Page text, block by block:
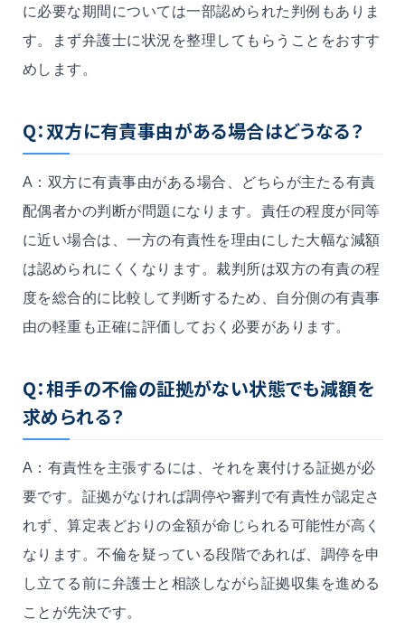
に必要な期間については一部認められた判例もありま
す。まず弁護士に状況を整理してもらうことをおすす
めします。
Q：双方に有責事由がある場合はどうなる？
A：双方に有責事由がある場合、どちらが主たる有責
配偶者かの判断が問題になります。責任の程度が同等
に近い場合は、一方の有責性を理由にした大幅な減額
は認められにくくなります。裁判所は双方の有責の程
度を総合的に比較して判断するため、自分側の有責事
由の軽重も正確に評価しておく必要があります。
Q：相手の不倫の証拠がない状態でも減額を
求められる？
A：有責性を主張するには、それを裏付ける証拠が必
要です。証拠がなければ調停や審判で有責性が認定さ
れず、算定表どおりの金額が命じられる可能性が高く
なります。不倫を疑っている段階であれば、調停を申
し立てる前に弁護士と相談しながら証拠収集を進める
ことが先決です。